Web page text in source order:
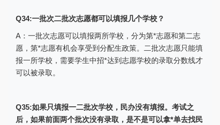
Q34:一批次二批次志愿都可以填报几个学校？
A：一批次志愿可以填报两所学校，分为第*志愿和第二志
愿，第*志愿有机会享受到分配生政策。二批次志愿只能填
报一所学校，需要学生中招*达到志愿学校的录取分数线才
可以被录取。
Q35:如果只填报一二批次学校，民办没有填报。考试之
后，如果前面两个批次没有录取，是不是可以拿*单去找民